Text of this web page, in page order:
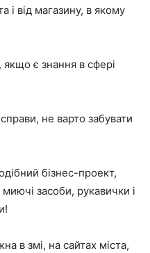
і від магазину, в якому
є знання в сфері
не варто забувати
бізнес-проект,
засоби, рукавички і
в змі, на сайтах міста,